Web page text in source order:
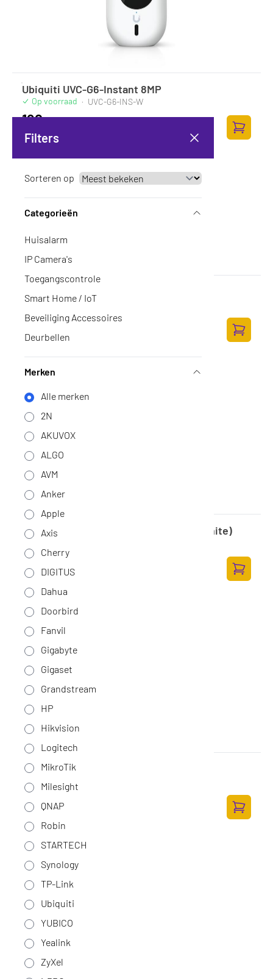
Filters
Sorteren op
Categorieën
Huisalarm
IP Camera's
Toegangscontrole
Smart Home / IoT
Beveiliging Accessoires
Deurbellen
Merken
Alle merken
2N
AKUVOX
ALGO
AVM
Anker
Apple
Axis
Cherry
DIGITUS
Dahua
Doorbird
Fanvil
Gigabyte
Gigaset
Grandstream
HP
Hikvision
Logitech
MikroTik
Milesight
QNAP
Robin
STARTECH
Synology
TP-Link
Ubiquiti
YUBICO
Yealink
ZyXel
Ubiquiti UVC-G6-Instant 8MP
Op voorraad · UVC-G6-INS-W
192,-
158,68 excl. BTW
Op voorraad UVC-AI-360
425,-
351,24 excl. BTW
Ubiquiti UniFi Protect G6 Pro Bullet (White)
517,-
427,27 excl. BTW
Ubiquiti UniFi Protect AI Port
208,-
171,90 excl. BTW